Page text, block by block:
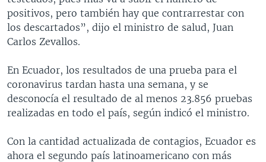
positivos, pero también hay que contrarrestar con
los descartados”, dijo el ministro de salud, Juan
Carlos Zevallos.
En Ecuador, los resultados de una prueba para el
coronavirus tardan hasta una semana, y se
desconocía el resultado de al menos 23.856 pruebas
realizadas en todo el país, según indicó el ministro.
Con la cantidad actualizada de contagios, Ecuador es
ahora el segundo país latinoamericano con más